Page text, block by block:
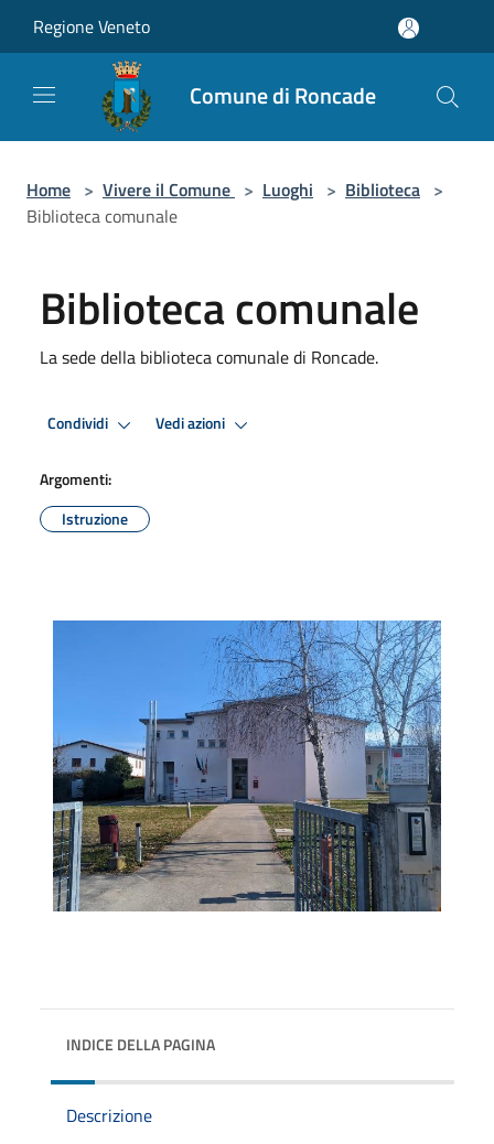
Regione Veneto
Comune di Roncade
Home > Vivere il Comune > Luoghi > Biblioteca >
Biblioteca comunale
Biblioteca comunale
La sede della biblioteca comunale di Roncade.
Condividi Vedi azioni
Argomenti:
Istruzione
INDICE DELLA PAGINA
Descrizione